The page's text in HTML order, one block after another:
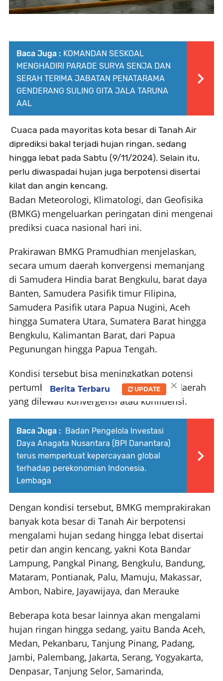
Baca Juga : KOMANDAN SESKOAL
MENGHADIRI PARADE SURYA SENJA DAN
SERAH TERIMA JABATAN PENATARAMA
GENDERANG SULING GITA JALA TARUNA
AAL
Cuaca pada mayoritas kota besar di Tanah Air
diprediksi bakal terjadi hujan ringan, sedang
hingga lebat pada Sabtu (9/11/2024). Selain itu,
perlu diwaspadai hujan juga berpotensi disertai
kilat dan angin kencang.
Badan Meteorologi, Klimatologi, dan Geofisika
(BMKG) mengeluarkan peringatan dini mengenai
prediksi cuaca nasional hari ini.
Prakirawan BMKG Pramudhian menjelaskan,
secara umum daerah konvergensi memanjang
di Samudera Hindia barat Bengkulu, barat daya
Banten, Samudera Pasifik timur Filipina,
Samudera Pasifik utara Papua Nugini, Aceh
hingga Sumatera Utara, Sumatera Barat hingga
Bengkulu, Kalimantan Barat, dari Papua
Pegunungan hingga Papua Tengah.
Kondisi tersebut bisa meningkatkan potensi
pertumbuhan awan hujan di sepanjang daerah
yang dilewati konvergensi atau konfluensi.
Baca Juga : Badan Pengelola Investasi
Daya Anagata Nusantara (BPI Danantara)
terus memperkuat kepercayaan global
terhadap perekonomian Indonesia.
Lembaga
Dengan kondisi tersebut, BMKG memprakirakan
banyak kota besar di Tanah Air berpotensi
mengalami hujan sedang hingga lebat disertai
petir dan angin kencang, yakni Kota Bandar
Lampung, Pangkal Pinang, Bengkulu, Bandung,
Mataram, Pontianak, Palu, Mamuju, Makassar,
Ambon, Nabire, Jayawijaya, dan Merauke
Beberapa kota besar lainnya akan mengalami
hujan ringan hingga sedang, yaitu Banda Aceh,
Medan, Pekanbaru, Tanjung Pinang, Padang,
Jambi, Palembang, Jakarta, Serang, Yogyakarta,
Denpasar, Tanjung Selor, Samarinda,
×
Berita Terbaru UPDATE